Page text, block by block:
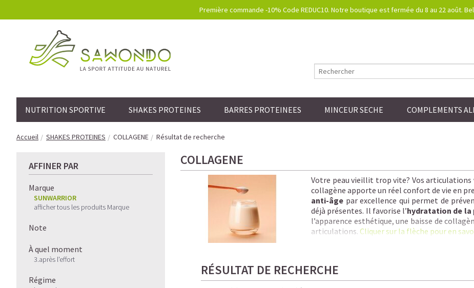
Première commande -10% Code REDUC10. Notre boutique est fermée du 8 au 22 août.
NUTRITION SPORTIVE SHAKES PROTEINES BARRES PROTEINEES MINCEUR SECHE COMPLEMENTS
Accueil SHAKES PROTEINES COLLAGENE Résultat de recherche
AFFINER PAR
Marque
SUNWARRIOR
afficher tous les produits Marque
Note
À quel moment
3.après l'effort
Régime
COLLAGENE
Votre peau vieillit trop vite? Vos articulations
collagène apporte un réel confort de vie en
anti-âge par excellence qui permet de
déjà présentes. Il favorise l’hydratation de la
l’apparence esthétique, une baisse de
articulations. Cliquer sur la flèche pour en
En savoir plus sur notrecollagène végétal:
RÉSULTAT DE RECHERCHE